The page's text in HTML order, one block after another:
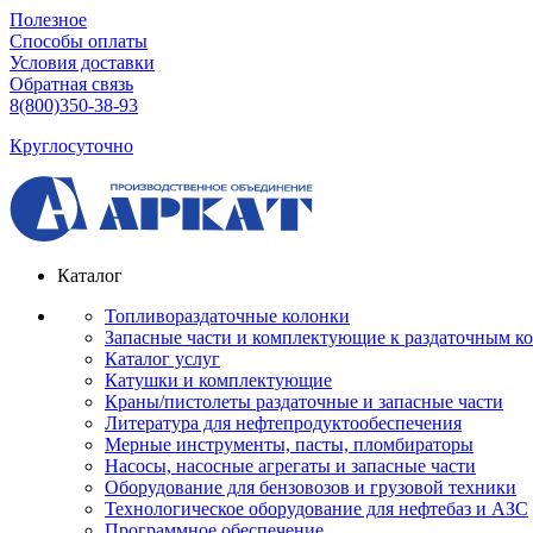
Полезное
Способы оплаты
Условия доставки
Обратная связь
8(800)350-38-93
Круглосуточно
Каталог
Топливораздаточные колонки
Запасные части и комплектующие к раздаточным
Каталог услуг
Катушки и комплектующие
Краны/пистолеты раздаточные и запасные части
Литература для нефтепродуктообеспечения
Мерные инструменты, пасты, пломбираторы
Насосы, насосные агрегаты и запасные части
Оборудование для бензовозов и грузовой техники
Технологическое оборудование для нефтебаз и АЗС